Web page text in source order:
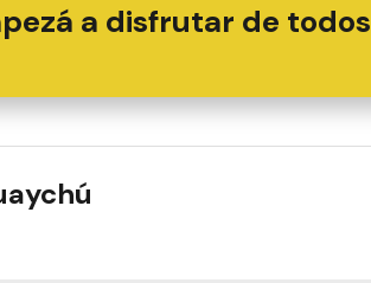
a disfrutar de todos